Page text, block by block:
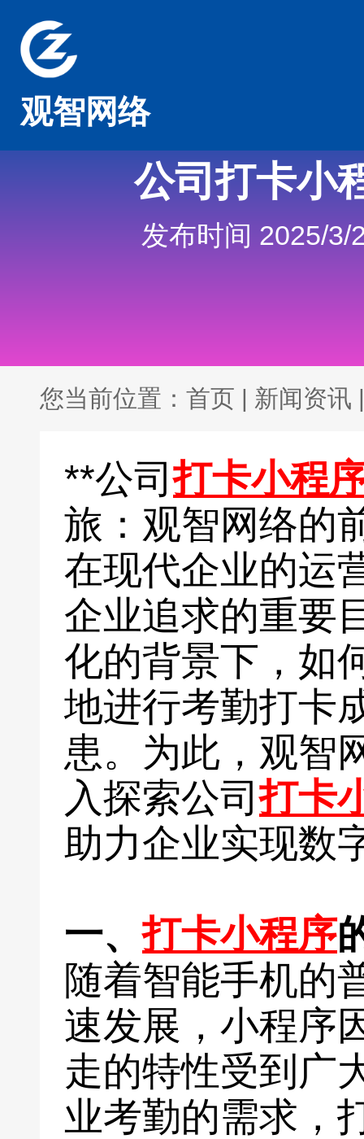
观智网络
公司打卡小
发布时间 2025/3/
您当前位置： 首页 | 新闻资讯 |
**公司打卡小程
旅：观智网络的
在现代企业的运
企业追求的重要
化的背景下，如
地进行考勤打卡
患。为此，观智
入探索公司打卡
助力企业实现数
一、打卡小程序
随着智能手机的
速发展，小程序
走的特性受到广
业考勤的需求，